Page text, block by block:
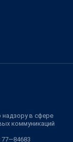
надзору в сфере
коммуникаций